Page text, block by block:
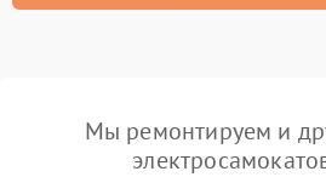
Мы ремонтируем и